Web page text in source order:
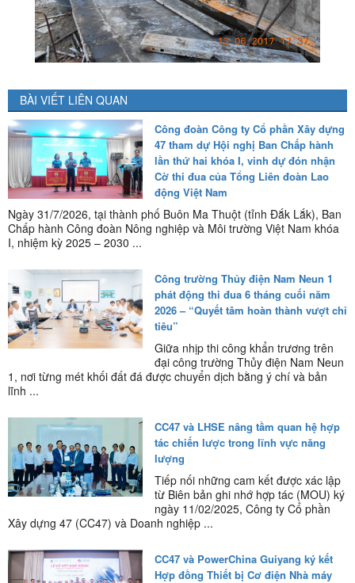
BÀI VIẾT LIÊN QUAN
Công đoàn Công ty Cổ phần Xây dựng
47 tham dự Hội nghị Ban Chấp hành
lần thứ hai khóa I, vinh dự đón nhận
Cờ thi đua của Tổng Liên đoàn Lao
động Việt Nam
Ngày 31/7/2026, tại thành phố Buôn Ma Thuột (tỉnh Đắk Lắk), Ban
Chấp hành Công đoàn Nông nghiệp và Môi trường Việt Nam khóa
I, nhiệm kỳ 2025 – 2030 ...
Công trường Thủy điện Nam Neun 1
phát động thi đua 6 tháng cuối năm
2026 – “Quyết tâm hoàn thành vượt chỉ
tiêu”
Giữa nhịp thi công khẩn trương trên
đại công trường Thủy điện Nam Neun
1, nơi từng mét khối đất đá được chuyển dịch bằng ý chí và bản
lĩnh ...
CC47 và LHSE nâng tầm quan hệ hợp
tác chiến lược trong lĩnh vực năng
lượng
Tiếp nối những cam kết được xác lập
từ Biên bản ghi nhớ hợp tác (MOU) ký
ngày 11/02/2025, Công ty Cổ phần
Xây dựng 47 (CC47) và Doanh nghiệp ...
CC47 và PowerChina Guiyang ký kết
Hợp đồng Thiết bị Cơ điện Nhà máy